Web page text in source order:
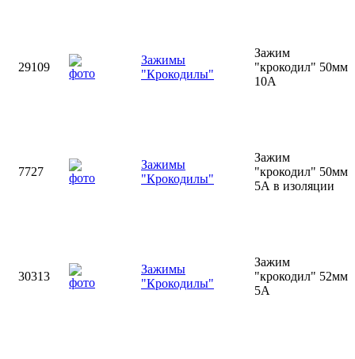
29109
Зажимы
"Крокодилы"
Зажим
"крокодил" 50мм
10А
7727
Зажимы
"Крокодилы"
Зажим
"крокодил" 50мм
5А в изоляции
30313
Зажимы
"Крокодилы"
Зажим
"крокодил" 52мм
5А